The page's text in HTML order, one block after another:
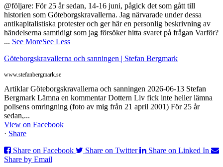
@följare: För 25 år sedan, 14-16 juni, pågick det som gått till
historien som Göteborgskravallerna. Jag närvarade under dessa
antikapitalistiska protester och ger här en personlig beskrivning av
händelserna samtidigt som jag försöker hitta svaret på frågan Varför?
... See MoreSee Less
Göteborgskravallerna och sanningen | Stefan Bergmark
www.stefanbergmark.se
Artiklar Göteborgskravallerna och sanningen 2026-06-13 Stefan
Bergmark Lämna en kommentar Dottern Liv fick inte heller lämna
polisens omringning (foto av mig från 21 april 2001) För 25 år
sedan,...
View on Facebook
· Share
Share on Facebook
Share on Twitter
Share on Linked In
Share by Email